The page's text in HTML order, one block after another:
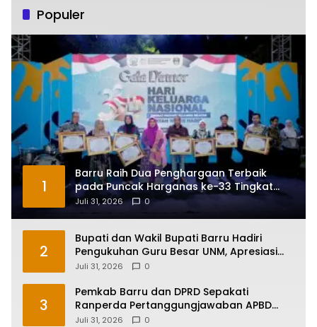
Populer
1
Barru Raih Dua Penghargaan Terbaik
pada Puncak Harganas ke-33 Tingkat
Sulawesi Selatan
Juli 31, 2026 0
2
Bupati dan Wakil Bupati Barru Hadiri
Pengukuhan Guru Besar UNM, Apresiasi
Capaian Prof. Kamaruddin Hasan
Juli 31, 2026 0
3
Pemkab Barru dan DPRD Sepakati
Ranperda Pertanggungjawaban APBD
2025, Perkuat Komitmen Tata Kelola dan
Juli 31, 2026 0